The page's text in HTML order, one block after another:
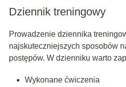
Dziennik treningowy
Prowadzenie dziennika
najskuteczniejszych sposobów
postępów. W dzienniku warto
Wykonane ćwiczenia